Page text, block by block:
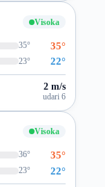
Visoka
35° 35°
23° 22°
2 m/s
udari 6
Visoka
36° 35°
23° 22°